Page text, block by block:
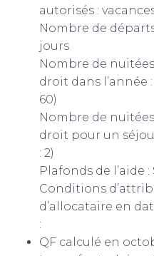
autorisés :
Nombre de
jours
Nombre de
droit dans l’année
60)
Nombre de
droit pour un
: 2)
Plafonds de l’aide :
Conditions
d’allocataire en
:
QF calculé en